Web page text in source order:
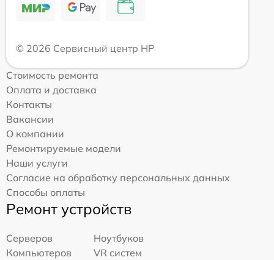
© 2026 Сервисный центр HP
Стоимость ремонта
Оплата и доставка
Контакты
Вакансии
О компании
Ремонтируемые модели
Наши услуги
Согласие на обработку персональных данных
Способы оплаты
Ремонт устройств
Серверов
Ноутбуков
Компьютеров
VR систем